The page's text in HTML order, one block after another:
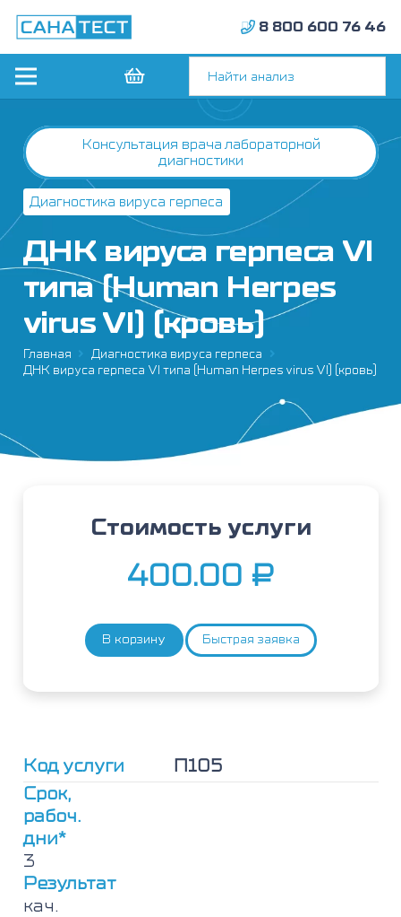
8 800 600 76 46
Консультация врача лабораторной
диагностики
Диагностика вируса герпеса
ДНК вируса герпеса VI
типа (Human Herpes
virus VI) (кровь)
Главная
Диагностика вируса герпеса
ДНК вируса герпеса VI типа (Human Herpes virus VI) (кровь)
Код услуги
П105
Срок,
рабоч.
дни*
3
Результат
кач.
Стоимость услуги
400.00 ₽
Количество
(Human
В корзину Быстрая заявка